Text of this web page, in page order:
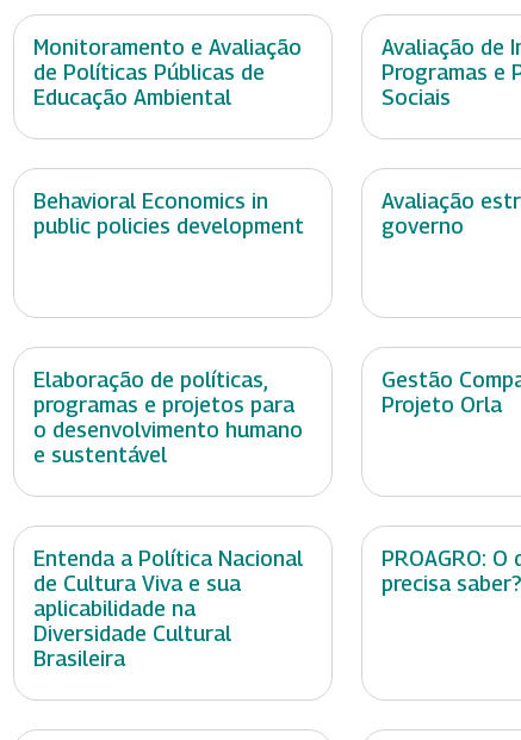
Monitoramento e Avaliação
de Políticas Públicas de
Educação Ambiental
Avaliação de
Programas e
Sociais
Behavioral Economics in
public policies development
Avaliação
governo
Elaboração de políticas,
programas e projetos para
o desenvolvimento humano
e sustentável
Gestão
Projeto Orla
Entenda a Política Nacional
de Cultura Viva e sua
aplicabilidade na
Diversidade Cultural
Brasileira
PROAGRO: O
precisa saber?